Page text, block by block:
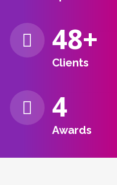
49+
Clients
4
Awards